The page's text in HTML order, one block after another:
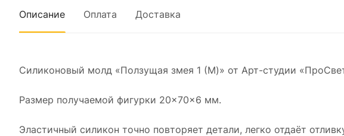
Описание Оплата Доставка
Силиконовый молд «Ползущая змея 1 (M)» от Арт-студии
Размер получаемой фигурки 20×70×6 мм.
Эластичный силикон точно повторяет детали, легко отдаёт